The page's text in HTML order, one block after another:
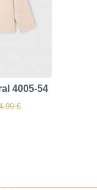
4005-54
€